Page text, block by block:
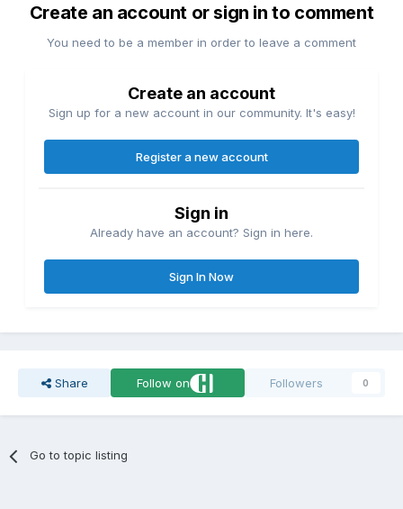
Create an account or sign in to comment
You need to be a member in order to leave a comment
Create an account
Sign up for a new account in our community. It's easy!
Register a new account
Sign in
Already have an account? Sign in here.
Sign In Now
Share Follow on Followers 0
Go to topic listing